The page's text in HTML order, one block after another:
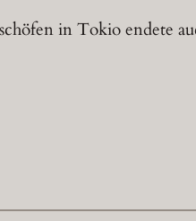
in Tokio endete